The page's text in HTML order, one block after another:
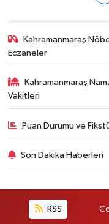
Kahramanmaraş
Eczaneler
Kahramanmaraş
Vakitleri
Puan Durumu ve
Son Dakika Haberleri
RSS